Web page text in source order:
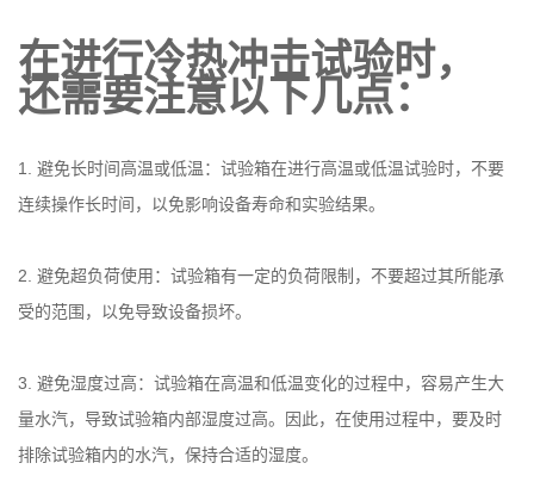
在进行冷热冲击试验时，
还需要注意以下几点：
1. 避免长时间高温或低温：试验箱在进行高温或低温试验时，不要
连续操作长时间，以免影响设备寿命和实验结果。
2. 避免超负荷使用：试验箱有一定的负荷限制，不要超过其所能承
受的范围，以免导致设备损坏。
3. 避免湿度过高：试验箱在高温和低温变化的过程中，容易产生大
量水汽，导致试验箱内部湿度过高。因此，在使用过程中，要及时
排除试验箱内的水汽，保持合适的湿度。